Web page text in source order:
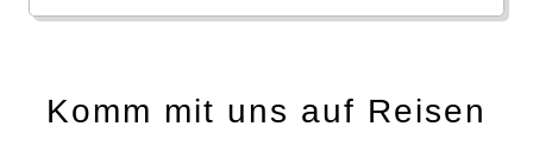
Komm mit uns auf Reisen